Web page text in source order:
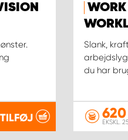
TILFØJ
Slank,
du har
620
EKSKL.